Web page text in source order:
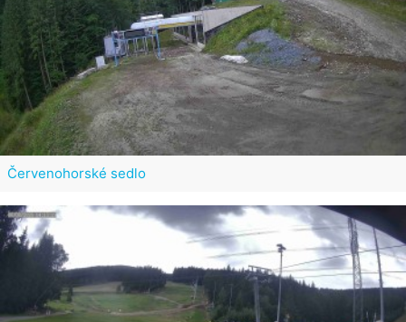
Červenohorské sedlo